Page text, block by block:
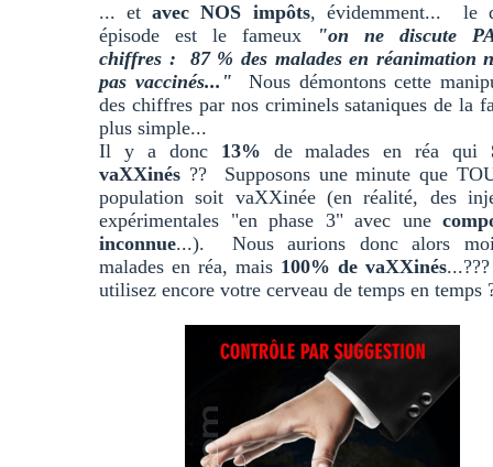
... etavec NOS impôts, évidemment... le
épisode est le fameux
"on ne discute
chiffres : 87 % des malades en réanimation
pas vaccinés..." Nous démontons cette
des chiffres par nos criminels sataniques de la
plus simple...
Il y a donc 13% de malades en réa qui
vaXXinés ?? Supposons une minute que
population soit vaXXinée (en réalité, des
expérimentales "en phase 3" avec une
inconnue...). Nous aurions donc alors
malades en réa, mais 100% de vaXXinés
utilisez encore votre cerveau de temps en temps